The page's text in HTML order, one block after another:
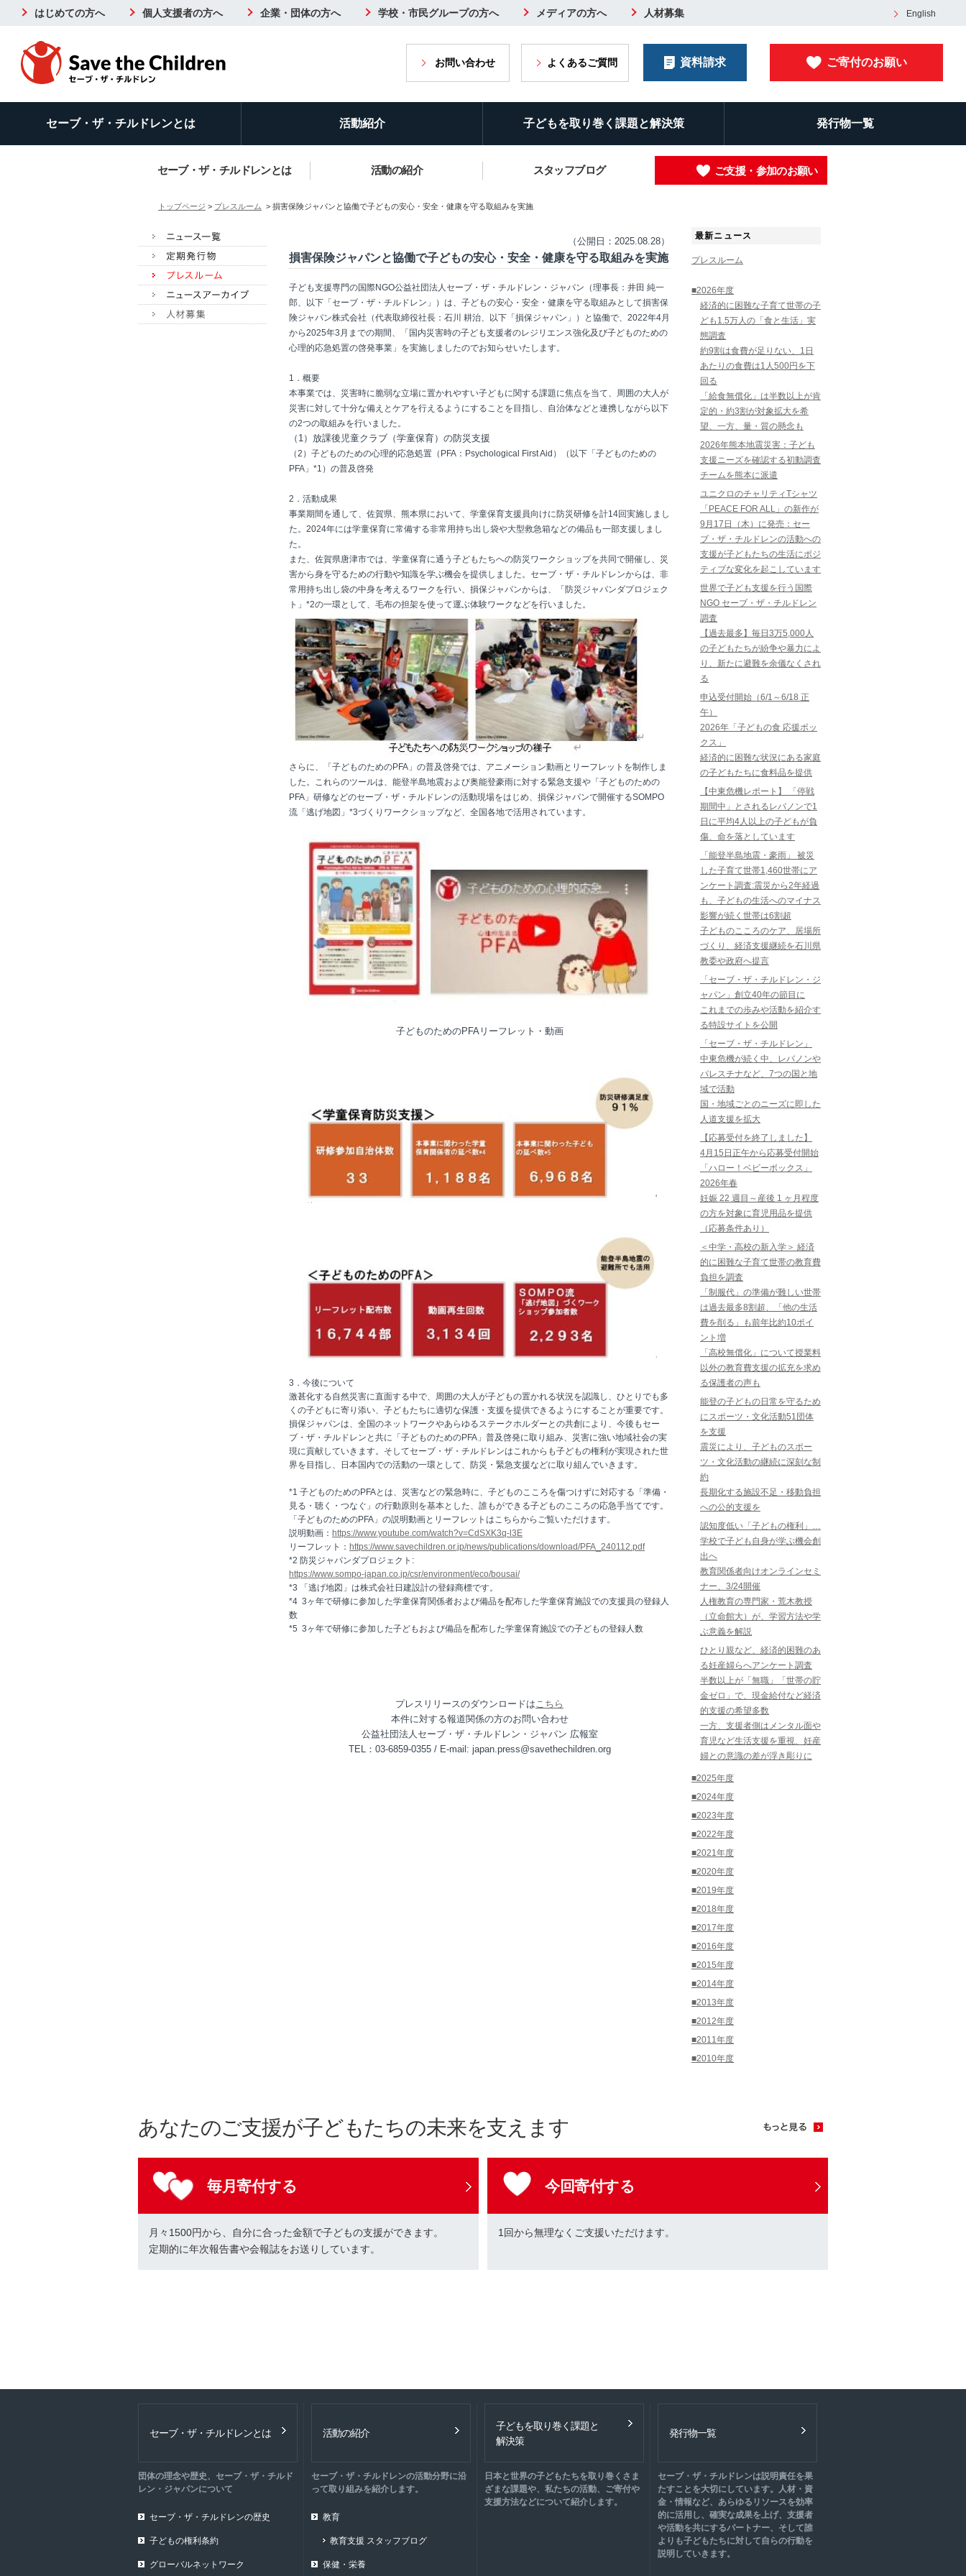
はじめての方へ 個人支援者の方へ 企業・団体の方へ 学校・市民グループの方へ メディアの方へ 人材募集 English
お問い合わせ よくあるご質問 資料請求 ご寄付のお願い
セーブ・ザ・チルドレンとは 活動紹介 子どもを取り巻く課題と解決策 発行物一覧
セーブ・ザ・チルドレンとは 活動の紹介 スタッフブログ ご支援・参加のお願い
トップページ > プレスルーム > 損害保険ジャパンと協働で子どもの安心・安全・健康を守る取組みを実施
（公開日：2025.08.28）
損害保険ジャパンと協働で子どもの安心・安全・健康を守る取組みを実施
子ども支援専門の国際NGO公益社団法人セーブ・ザ・チルドレン・ジャパン（理事長：井田 純一
郎、以下「セーブ・ザ・チルドレン」）は、子どもの安心・安全・健康を守る取組みとして損害保
険ジャパン株式会社（代表取締役社長：石川 耕治、以下「損保ジャパン」）と協働で、2022年4月
から2025年3月までの期間、「国内災害時の子ども支援者のレジリエンス強化及び子どものための
心理的応急処置の啓発事業」を実施しましたのでお知らせいたします。
1．概要
本事業では、災害時に脆弱な立場に置かれやすい子どもに関する課題に焦点を当て、周囲の大人が
災害に対して十分な備えとケアを行えるようにすることを目指し、自治体などと連携しながら以下
の2つの取組みを行いました。
（1）放課後児童クラブ（学童保育）の防災支援
（2）子どものための心理的応急処置（PFA：Psychological First Aid）（以下「子どものための
PFA」*1）の普及啓発
2．活動成果
事業期間を通して、佐賀県、熊本県において、学童保育支援員向けに防災研修を計14回実施しまし
た。2024年には学童保育に常備する非常用持ち出し袋や大型救急箱などの備品も一部支援しまし
た。
また、佐賀県唐津市では、学童保育に通う子どもたちへの防災ワークショップを共同で開催し、災
害から身を守るための行動や知識を学ぶ機会を提供しました。セーブ・ザ・チルドレンからは、非
常用持ち出し袋の中身を考えるワークを行い、損保ジャパンからは、「防災ジャパンダプロジェク
ト」*2の一環として、毛布の担架を使って運ぶ体験ワークなどを行いました。
さらに、「子どものためのPFA」の普及啓発では、アニメーション動画とリーフレットを制作しま
した。これらのツールは、能登半島地震および奥能登豪雨に対する緊急支援や「子どものための
PFA」研修などのセーブ・ザ・チルドレンの活動現場をはじめ、損保ジャパンで開催するSOMPO
流「逃げ地図」*3づくりワークショップなど、全国各地で活用されています。
子どものためのPFAリーフレット・動画
3．今後について
激甚化する自然災害に直面する中で、周囲の大人が子どもの置かれる状況を認識し、ひとりでも多
くの子どもに寄り添い、子どもたちに適切な保護・支援を提供できるようにすることが重要です。
損保ジャパンは、全国のネットワークやあらゆるステークホルダーとの共創により、今後もセー
ブ・ザ・チルドレンと共に「子どものためのPFA」普及啓発に取り組み、災害に強い地域社会の実
現に貢献していきます。そしてセーブ・ザ・チルドレンはこれからも子どもの権利が実現された世
界を目指し、日本国内での活動の一環として、防災・緊急支援などに取り組んでいきます。
*1 子どものためのPFAとは、災害などの緊急時に、子どものこころを傷つけずに対応する「準備・
見る・聴く・つなぐ」の行動原則を基本とした、誰もができる子どものこころの応急手当てです。
「子どものためのPFA」の説明動画とリーフレットはこちらからご覧いただけます。
説明動画： https://www.youtube.com/watch?v=CdSXK3q-l3E
リーフレット： https://www.savechildren.or.jp/news/publications/download/PFA_240112.pdf
*2 防災ジャパンダプロジェクト:
https://www.sompo-japan.co.jp/csr/environment/eco/bousai/
*3 「逃げ地図」は株式会社日建設計の登録商標です。
*4 3ヶ年で研修に参加した学童保育関係者および備品を配布した学童保育施設での支援員の登録人
数
*5 3ヶ年で研修に参加した子どもおよび備品を配布した学童保育施設での子どもの登録人数
プレスリリースのダウンロードはこちら
本件に対する報道関係の方のお問い合わせ
公益社団法人セーブ・ザ・チルドレン・ジャパン 広報室
TEL：03-6859-0355 / E-mail: japan.press@savethechildren.org
最新ニュース
プレスルーム
■2026年度
経済的に困難な子育て世帯の子
ども1.5万人の「食と生活」実
態調査
約9割は食費が足りない、1日
あたりの食費は1人500円を下
回る
「給食無償化」は半数以上が肯
定的・約3割が対象拡大を希
望、一方、量・質の懸念も
2026年熊本地震災害：子ども
支援ニーズを確認する初動調査
チームを熊本に派遣
ユニクロのチャリティTシャツ
「PEACE FOR ALL」の新作が
9月17日（木）に発売：セー
ブ・ザ・チルドレンの活動への
支援が子どもたちの生活にポジ
ティブな変化を起こしています
世界で子ども支援を行う国際
NGO セーブ・ザ・チルドレン
調査
【過去最多】毎日3万5,000人
の子どもたちが紛争や暴力によ
り、新たに避難を余儀なくされ
る
申込受付開始（6/1～6/18 正
午）
2026年「子どもの食 応援ボッ
クス」
経済的に困難な状況にある家庭
の子どもたちに食料品を提供
【中東危機レポート】 「停戦
期間中」とされるレバノンで1
日に平均4人以上の子どもが負
傷、命を落としています
「能登半島地震・豪雨」 被災
した子育て世帯1,460世帯にア
ンケート調査:震災から2年経過
も、子どもの生活へのマイナス
影響が続く世帯は6割超
子どものこころのケア、居場所
づくり、経済支援継続を石川県
教委や政府へ提言
「セーブ・ザ・チルドレン・ジ
ャパン」創立40年の節目に
これまでの歩みや活動を紹介す
る特設サイトを公開
「セーブ・ザ・チルドレン」
中東危機が続く中、レバノンや
パレスチナなど、7つの国と地
域で活動
国・地域ごとのニーズに即した
人道支援を拡大
【応募受付を終了しました】
4月15日正午から応募受付開始
「ハロー！ベビーボックス」
2026年春
妊娠 22 週目～産後 1 ヶ月程度
の方を対象に育児用品を提供
（応募条件あり）
＜中学・高校の新入学＞ 経済
的に困難な子育て世帯の教育費
負担を調査
「制服代」の準備が難しい世帯
は過去最多8割超、「他の生活
費を削る」も前年比約10ポイ
ント増
「高校無償化」について授業料
以外の教育費支援の拡充を求め
る保護者の声も
能登の子どもの日常を守るため
にスポーツ・文化活動51団体
を支援
震災により、子どものスポー
ツ・文化活動の継続に深刻な制
約
長期化する施設不足・移動負担
への公的支援を
認知度低い「子どもの権利」…
学校で子ども自身が学ぶ機会創
出へ
教育関係者向けオンラインセミ
ナー、3/24開催
人権教育の専門家・荒木教授
（立命館大）が、学習方法や学
ぶ意義を解説
ひとり親など、経済的困難のあ
る妊産婦らへアンケート調査
半数以上が「無職」「世帯の貯
金ゼロ」で、現金給付など経済
的支援の希望多数
一方、支援者側はメンタル面や
育児など生活支援を重視、妊産
婦との意識の差が浮き彫りに
■2025年度
■2024年度
■2023年度
■2022年度
■2021年度
■2020年度
■2019年度
■2018年度
■2017年度
■2016年度
■2015年度
■2014年度
■2013年度
■2012年度
■2011年度
■2010年度
あなたのご支援が子どもたちの未来を支えます
毎月寄付する
月々1500円から、自分に合った金額で子どもの支援ができます。
定期的に年次報告書や会報誌をお送りしています。
今回寄付する
1回から無理なくご支援いただけます。
セーブ・ザ・チルドレンとは
団体の理念や歴史、セーブ・ザ・チルド
レン・ジャパンについて
セーブ・ザ・チルドレンの歴史
子どもの権利条約
グローバルネットワーク
活動の紹介
セーブ・ザ・チルドレンの活動分野に沿
って取り組みを紹介します。
教育
教育支援 スタッフブログ
保健・栄養
子どもを取り巻く課題と
解決策
日本と世界の子どもたちを取り巻くさま
ざまな課題や、私たちの活動、ご寄付や
支援方法などについて紹介します。
発行物一覧
セーブ・ザ・チルドレンは説明責任を果
たすことを大切にしています。人材・資
金・情報など、あらゆるリソースを効率
的に活用し、確実な成果を上げ、支援者
や活動を共にするパートナー、そして誰
よりも子どもたちに対して自らの行動を
説明していきます。